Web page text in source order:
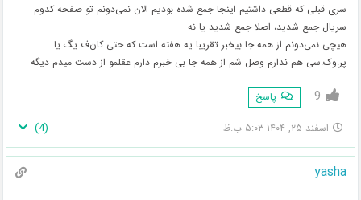
سری قبلی که قطعی داشتیم اینجا جمع شده بودیم الان نمی‌دونم تو صفحه کدوم
سریال جمع شدید، اصلا جمع شدید یا نه
هیچی نمی‌دونم از همه جا بیخبر تقریبا یه هفته است که حتی کا‌ن‌ف یگ یا
پر.وک.سی هم ندارم وصل شم از همه جا بی خبرم دارم عقلمو از دست میدم دیگه
9 پاسخ
اسفند ۲۵, ۱۴۰۴ ۵:۰۳ ب.ظ (
4
)
yasha